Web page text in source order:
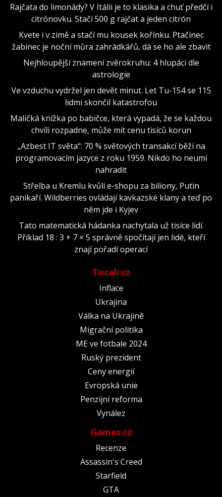
Rajčata do limonády? V Itálii je to klasika a chuť předčí i
citrónovku. Stačí 500 g rajčat a jeden citrón
Kvete i v zimě a stačí mu kousek kořínku. Ptačinec
žabinec je noční můra zahrádkářů, dá se ho ale zbavit
Nejhloupější znamení zvěrokruhu: 4 hlupáci dle
astrologie
Ve vzduchu vydržel jen devět minut. Let Tu-154 se 115
lidmi skončil katastrofou
Maličká knížka po babičce, která vypadá, že se každou
chvíli rozpadne, může mít cenu tisíců korun
„Azbest IT světa“: 70 % světových transakcí běží na
programovacím jazyce z roku 1959. Nikdo ho neumí
nahradit
Střelba u Kremlu kvůli e-shopu za biliony, Putin
panikaří. Wildberries ovládají kavkazské klany a teď po
něm jde i Kyjev
Tato matematická hádanka nachytala už tisíce lidí.
Příklad 18 : 3 + 7 × 5 správně spočítají jen lidé, kteří
znají pořadí operací
Tiscali.cz
Inflace
Ukrajina
Válka na Ukrajině
Migrační politika
ME ve fotbale 2024
Ruský prezident
Ceny energií
Evropská unie
Penzijní reforma
Vynález
Games.cz
Recenze
Assassin's Creed
Starfield
GTA